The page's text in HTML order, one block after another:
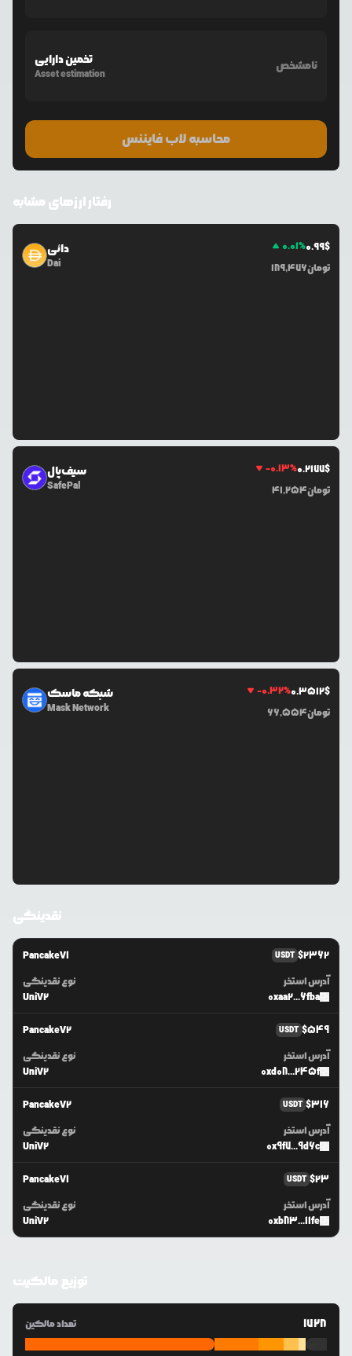
تخمین دارایی
Asset estimation
نامشخص
محاسبه لاب فایننس
رفتار ارزهای مشابه
دائی
Dai
0.01%0.99$
189,476تومان
سیف‌پال
SafePal
-0.13%0.2177$
41,254تومان
شبکه ماسک
Mask Network
-0.32%0.3512$
66,554تومان
نقدینگی
PancakeV1 USDT $2362
نوع نقدینگی
UniV2
آدرس استخر
0xaa2...6fba
PancakeV2 USDT $549
نوع نقدینگی
UniV2
آدرس استخر
0xd08...245f
PancakeV2 USDT $316
نوع نقدینگی
UniV2
آدرس استخر
0x9f7...9d6c
PancakeV1 USDT $23
نوع نقدینگی
UniV2
آدرس استخر
0xb83...11fe
تعداد مالکین 1728